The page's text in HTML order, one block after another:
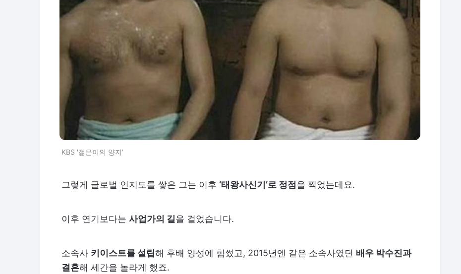
KBS '젊은이의 양지'
그렇게 글로벌 인지도를 쌓은 그는 이후 ‘태왕사신기’로 정점 을 찍었는데요.
이후 연기보다는 사업가의 길 을 걸었습니다.
소속사 키이스트를 설립해 후배 양성에 힘썼고, 2015년엔 같은 소속사였던 배우 박수진과
결혼해 세간을 놀라게 했죠.